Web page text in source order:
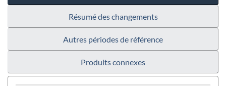
Résumé des changements
Autres périodes de référence
Produits connexes